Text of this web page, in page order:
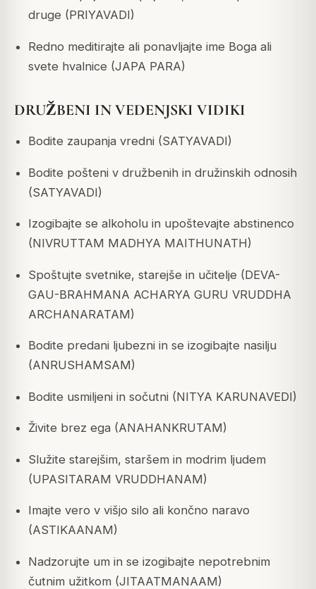
druge (PRIYAVADI)
Redno meditirajte ali ponavljajte ime Boga ali
svete hvalnice (JAPA PARA)
DRUŽBENI IN VEDENJSKI VIDIKI
Bodite zaupanja vredni (SATYAVADI)
Bodite pošteni v družbenih in družinskih odnosih
(SATYAVADI)
Izogibajte se alkoholu in upoštevajte abstinenco
(NIVRUTTAM MADHYA MAITHUNATH)
Spoštujte svetnike, starejše in učitelje (DEVA-
GAU-BRAHMANA ACHARYA GURU VRUDDHA
ARCHANARATAM)
Bodite predani ljubezni in se izogibajte nasilju
(ANRUSHAMSAM)
Bodite usmiljeni in sočutni (NITYA KARUNAVEDI)
Živite brez ega (ANAHANKRUTAM)
Služite starejšim, staršem in modrim ljudem
(UPASITARAM VRUDDHANAM)
Imajte vero v višjo silo ali končno naravo
(ASTIKAANAM)
Nadzorujte um in se izogibajte nepotrebnim
čutnim užitkom (JITAATMANAAM)